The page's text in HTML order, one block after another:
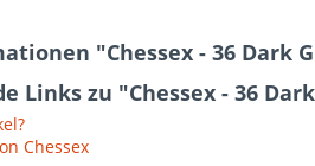
"Chessex - 36 Dark
Links zu "Chessex - 36
Chessex